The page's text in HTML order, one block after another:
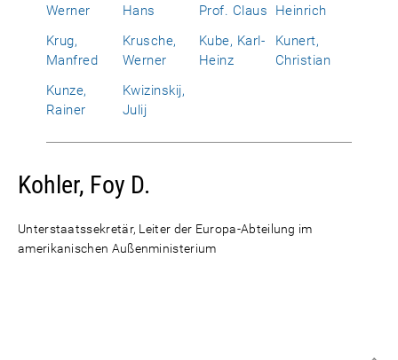
Werner
Hans
Prof. Claus
Heinrich
Krug,
Manfred
Krusche,
Werner
Kube, Karl-
Heinz
Kunert,
Christian
Kunze,
Rainer
Kwizinskij,
Julij
Kohler, Foy D.
Unterstaatssekretär, Leiter der Europa-Abteilung im
amerikanischen Außenministerium